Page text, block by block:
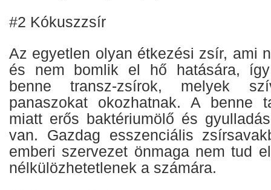
#2 Kókuszzsír
Az egyetlen olyan étkezési zsír, ami
és nem bomlik el hő hatására,
benne transz-zsírok, melyek
panaszokat okozhatnak. A benne
miatt erős baktériumölő és
van. Gazdag esszenciális
emberi szervezet önmaga nem tud
nélkülözhetetlenek a számára.